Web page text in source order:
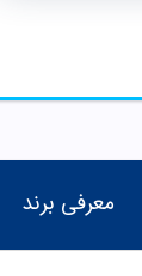
معرفی برند